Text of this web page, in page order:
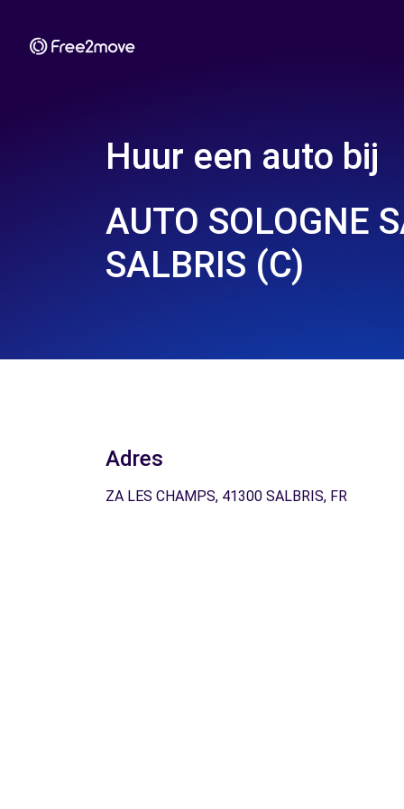
Huur een auto bij
AUTO SOLOGNE
SALBRIS (C)
Adres
ZA LES CHAMPS, 41300 SALBRIS, FR